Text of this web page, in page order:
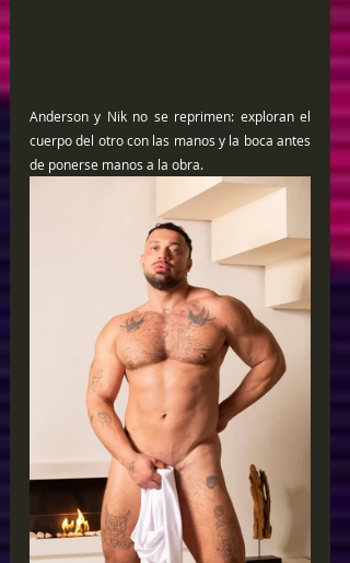
Anderson y Nik no se reprimen: exploran el
cuerpo del otro con las manos y la boca antes
de ponerse manos a la obra.